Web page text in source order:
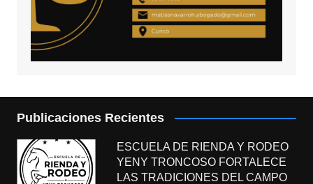
Publicaciones Recientes
ESCUELA DE RIENDA Y RODEO
YENY TRONCOSO FORTALECE
LAS TRADICIONES DEL CAMPO